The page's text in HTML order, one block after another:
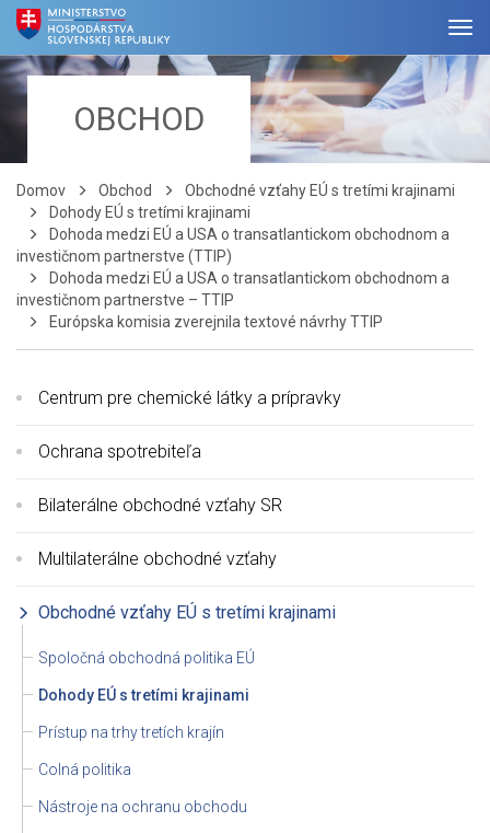
OBCHOD
Domov Obchod
Obchodné vzťahy EÚ s tretími krajinami
Dohody EÚ s tretími krajinami
Dohoda medzi EÚ a USA o transatlantickom obchodnom a
investičnom partnerstve (TTIP)
Dohoda medzi EÚ a USA o transatlantickom obchodnom a
investičnom partnerstve – TTIP
Európska komisia zverejnila textové návrhy TTIP
Centrum pre chemické látky a prípravky
Ochrana spotrebiteľa
Bilaterálne obchodné vzťahy SR
Multilaterálne obchodné vzťahy
Obchodné vzťahy EÚ s tretími krajinami
Spoločná obchodná politika EÚ
Dohody EÚ s tretími krajinami
Prístup na trhy tretích krajín
Colná politika
Nástroje na ochranu obchodu